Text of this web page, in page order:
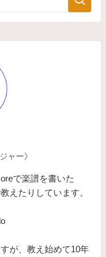
ャー》
で楽譜を書いた
えたりしています。
が、教え始めて10年